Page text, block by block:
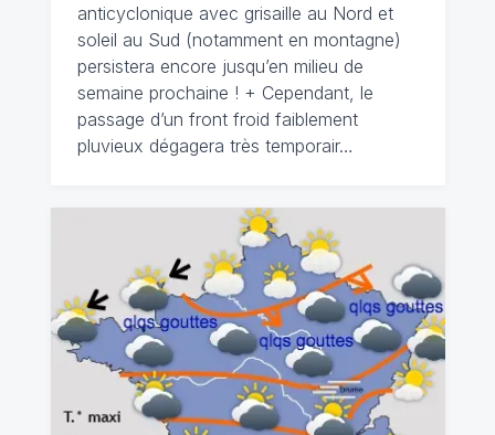
anticyclonique avec grisaille au Nord et
soleil au Sud (notamment en montagne)
persistera encore jusqu’en milieu de
semaine prochaine ! + Cependant, le
passage d’un front froid faiblement
pluvieux dégagera très temporair…